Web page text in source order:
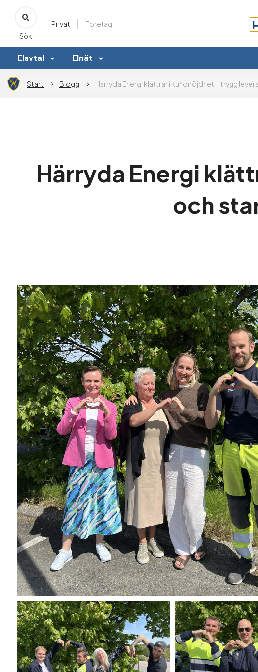
Sök
Privat
Företag
Elavtal Elnät
Start Blogg Härryda Energi klättrar i kundnöjdhet – trygg
Härryda Energi
och